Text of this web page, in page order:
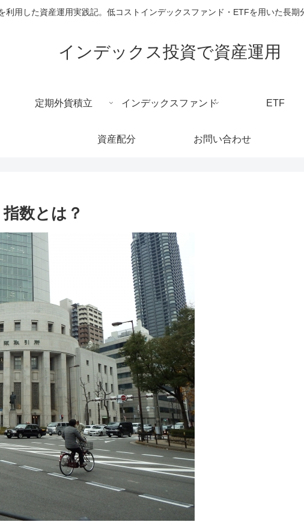
利用した資産運用実践記。低コストインデックスファンド・ETFを用いた長期
インデックス投資で資産運用
定期外貨積立 インデックスファンド ETF
資産配分 お問い合わせ
数とは？